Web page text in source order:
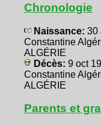
Chronologie
Naissance: 30
Constantine
ALGÉRIE
Décès: 9 oct
Constantine
ALGÉRIE
Parents et